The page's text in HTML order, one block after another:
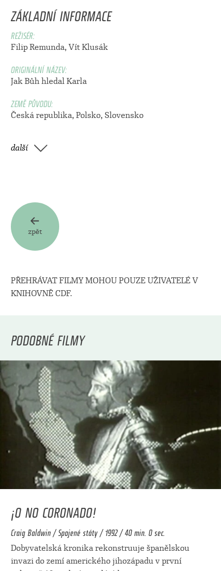
ZÁKLADNÍ INFORMACE
REŽISÉR:
Filip Remunda, Vít Klusák
ORIGINÁLNÍ NÁZEV:
Jak Bůh hledal Karla
ZEMĚ PŮVODU:
Česká republika, Polsko, Slovensko
další
zpět
PŘEHRÁVAT FILMY MOHOU POUZE UŽIVATELÉ V
KNIHOVNĚ CDF.
PODOBNÉ FILMY
¡O NO CORONADO!
Craig Baldwin / Spojené státy / 1992 / 40 min. 0 sec.
Dobyvatelská kronika rekonstruuje španělskou
invazi do zemí amerického jihozápadu v první